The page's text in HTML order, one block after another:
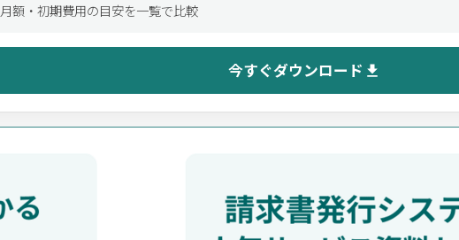
月額・初期費用の目安を一覧で比較
今すぐダウンロード